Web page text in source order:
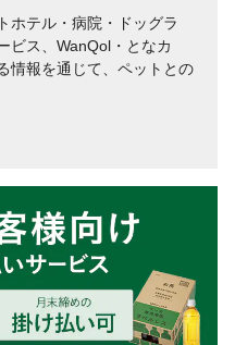
ホテル・病院・ドッグラ
ビス、WanQol・となカ
情報を通じて、ペットとの